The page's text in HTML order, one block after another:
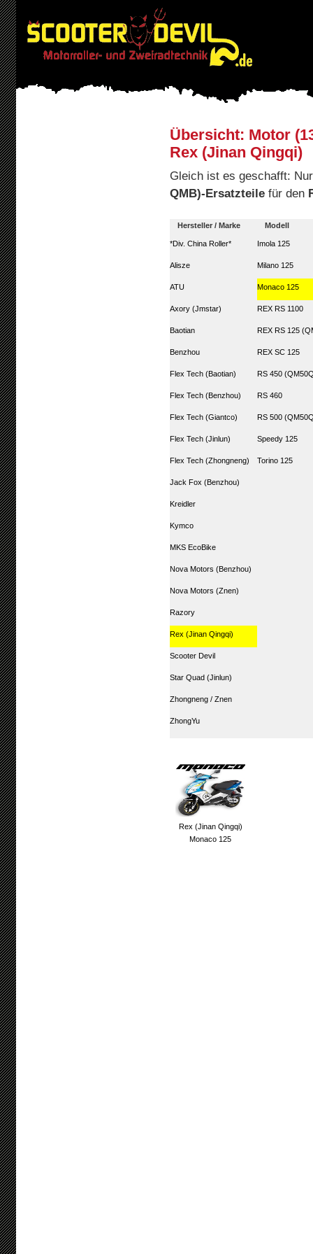
Übersicht: Motor
Rex (Jinan Qingqi)
Gleich ist es geschafft:
QMB)-Ersatzteile für den
Hersteller / Marke Modell
*Div. China Roller*
Alisze
ATU
Axory (Jmstar)
Baotian
Benzhou
Flex Tech (Baotian)
Flex Tech (Benzhou)
Flex Tech (Giantco)
Flex Tech (Jinlun)
Flex Tech (Zhongneng)
Jack Fox (Benzhou)
Kreidler
Kymco
MKS EcoBike
Nova Motors (Benzhou)
Nova Motors (Znen)
Razory
Rex (Jinan Qingqi)
Scooter Devil
Star Quad (Jinlun)
Zhongneng / Znen
ZhongYu
Imola 125
Milano 125
Monaco 125
REX RS 1100
REX RS 125
REX SC 125
RS 450
RS 460
RS 500
Speedy 125
Torino 125
Rex (Jinan Qingqi)
Monaco 125